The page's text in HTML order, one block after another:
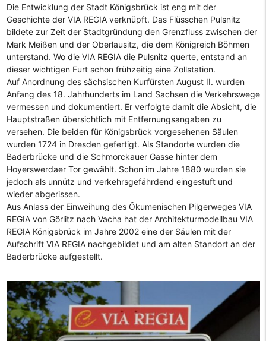
Die Entwicklung der Stadt Königsbrück ist eng mit der
Geschichte der VIA REGIA verknüpft. Das Flüsschen Pulsnitz
bildete zur Zeit der Stadtgründung den Grenzfluss zwischen der
Mark Meißen und der Oberlausitz, die dem Königreich Böhmen
unterstand. Wo die VIA REGIA die Pulsnitz querte, entstand an
dieser wichtigen Furt schon frühzeitig eine Zollstation.
Auf Anordnung des sächsischen Kurfürsten August II. wurden
Anfang des 18. Jahrhunderts im Land Sachsen die Verkehrswege
vermessen und dokumentiert. Er verfolgte damit die Absicht, die
Hauptstraßen übersichtlich mit Entfernungsangaben zu
versehen. Die beiden für Königsbrück vorgesehenen Säulen
wurden 1724 in Dresden gefertigt. Als Standorte wurden die
Baderbrücke und die Schmorckauer Gasse hinter dem
Hoyerswerdaer Tor gewählt. Schon im Jahre 1880 wurden sie
jedoch als unnütz und verkehrsgefährdend eingestuft und
wieder abgerissen.
Aus Anlass der Einweihung des Ökumenischen Pilgerweges VIA
REGIA von Görlitz nach Vacha hat der Architekturmodellbau VIA
REGIA Königsbrück im Jahre 2002 eine der Säulen mit der
Aufschrift VIA REGIA nachgebildet und am alten Standort an der
Baderbrücke aufgestellt.